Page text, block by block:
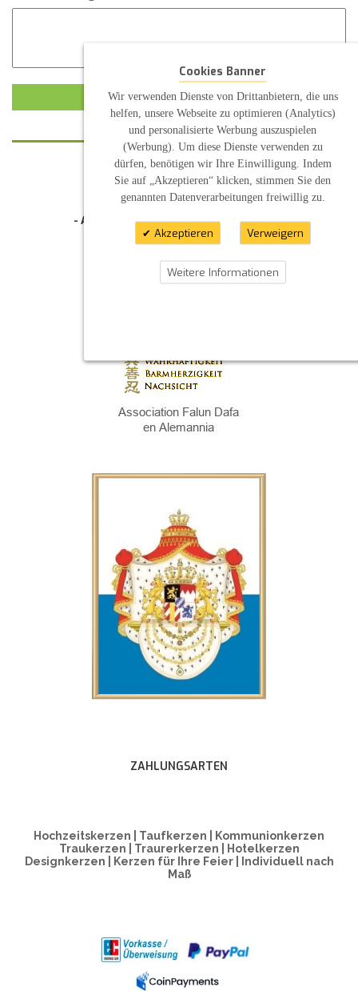
KUNDENMEINUNG ABSCHICKEN
KONTAKT
INFORMATION
- Allgemeine Geschäftsbedingung (AGB)
- Widerrufsbelehrung
- Datenschutzerklärung
- Impressum
- Pflegehinweise
E-Mail: infos@sp-kerzen.de
ZAHLUNGSARTEN
Hochzeitskerzen | Taufkerzen | Kommunionkerzen
Traukerzen | Traurerkerzen | Hotelkerzen
Designkerzen | Kerzen für Ihre Feier | Individuell nach
Maß
Cookies Banner
Wir verwenden Dienste von Drittanbietern, die uns
helfen, unsere Webseite zu optimieren (Analytics)
und personalisierte Werbung auszuspielen
(Werbung). Um diese Dienste verwenden zu
dürfen, benötigen wir Ihre Einwilligung. Indem
Sie auf „Akzeptieren“ klicken, stimmen Sie den
genannten Datenverarbeitungen freiwillig zu.
Akzeptieren Verweigern
Weitere Informationen